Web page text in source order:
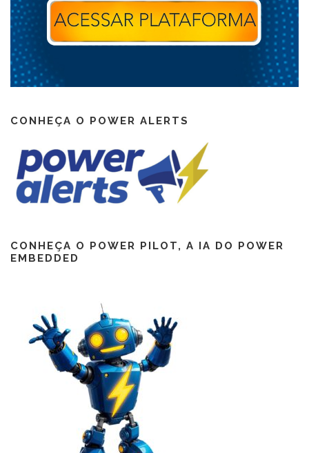
CONHEÇA O POWER ALERTS
CONHEÇA O POWER PILOT, A IA DO POWER
EMBEDDED